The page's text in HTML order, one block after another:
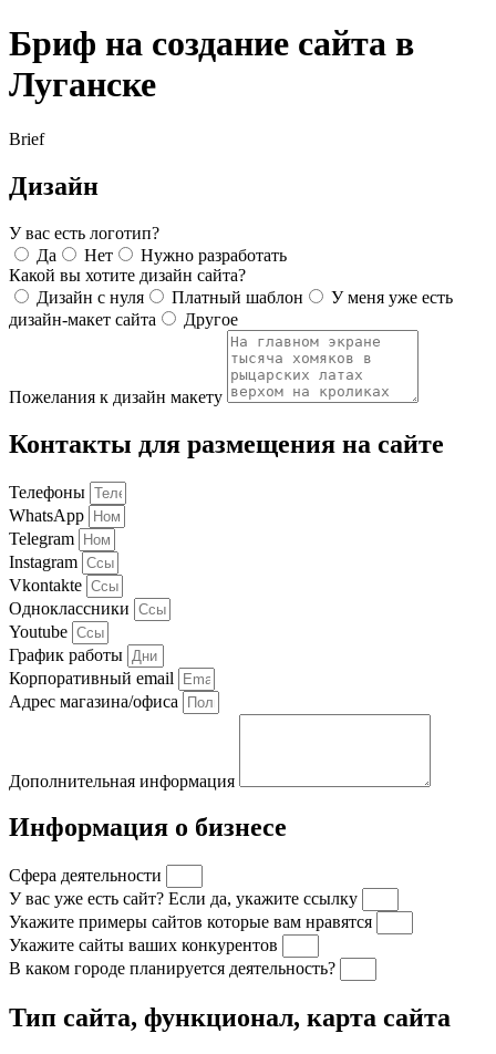
Бриф на создание сайта в
Луганске
Brief
Дизайн
У вас есть логотип?
Да
Нет
Нужно разработать
Какой вы хотите дизайн сайта?
Дизайн с нуля
Платный шаблон
У меня уже есть
дизайн-макет сайта
Другое
Пожелания к дизайн макету
Контакты для размещения на сайте
Телефоны
WhatsApp
Telegram
Instagram
Vkontakte
Одноклассники
Youtube
График работы
Корпоративный email
Адрес магазина/офиса
Дополнительная информация
Информация о бизнесе
Сфера деятельности
У вас уже есть сайт? Если да, укажите ссылку
Укажите примеры сайтов которые вам нравятся
Укажите сайты ваших конкурентов
В каком городе планируется деятельность?
Тип сайта, функционал, карта сайта